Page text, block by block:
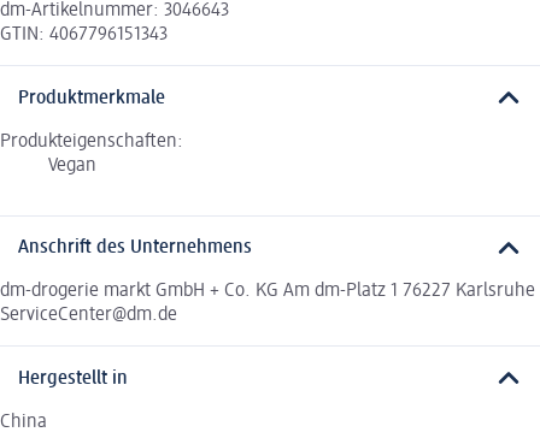
dm-Artikelnummer: 3046643
GTIN: 4067796151343
Produktmerkmale
Produkteigenschaften:
Vegan
Anschrift des Unternehmens
dm-drogerie markt GmbH + Co. KG Am dm-Platz 1 76227 Karlsruhe
ServiceCenter@dm.de
Hergestellt in
China